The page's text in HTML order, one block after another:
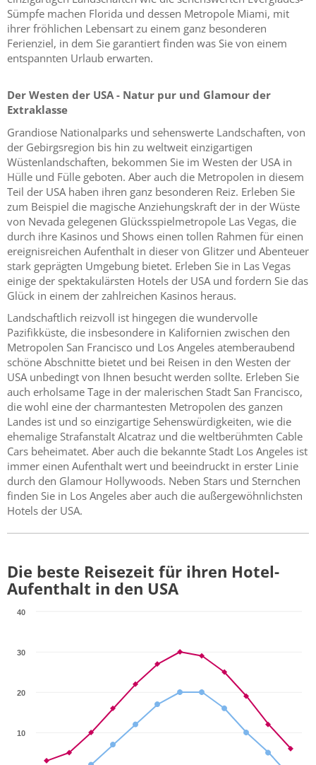
Sümpfe machen Florida und dessen Metropole Miami, mit
ihrer fröhlichen Lebensart zu einem ganz besonderen
Ferienziel, in dem Sie garantiert finden was Sie von einem
entspannten Urlaub erwarten.
Der Westen der USA - Natur pur und Glamour der
Extraklasse
Grandiose Nationalparks und sehenswerte Landschaften, von
der Gebirgsregion bis hin zu weltweit einzigartigen
Wüstenlandschaften, bekommen Sie im Westen der USA in
Hülle und Fülle geboten. Aber auch die Metropolen in diesem
Teil der USA haben ihren ganz besonderen Reiz. Erleben Sie
zum Beispiel die magische Anziehungskraft der in der Wüste
von Nevada gelegenen Glücksspielmetropole Las Vegas, die
durch ihre Kasinos und Shows einen tollen Rahmen für einen
ereignisreichen Aufenthalt in dieser von Glitzer und Abenteuer
stark geprägten Umgebung bietet. Erleben Sie in Las Vegas
einige der spektakulärsten Hotels der USA und fordern Sie das
Glück in einem der zahlreichen Kasinos heraus.
Landschaftlich reizvoll ist hingegen die wundervolle
Pazifikküste, die insbesondere in Kalifornien zwischen den
Metropolen San Francisco und Los Angeles atemberaubend
schöne Abschnitte bietet und bei Reisen in den Westen der
USA unbedingt von Ihnen besucht werden sollte. Erleben Sie
auch erholsame Tage in der malerischen Stadt San Francisco,
die wohl eine der charmantesten Metropolen des ganzen
Landes ist und so einzigartige Sehenswürdigkeiten, wie die
ehemalige Strafanstalt Alcatraz und die weltberühmten Cable
Cars beheimatet. Aber auch die bekannte Stadt Los Angeles ist
immer einen Aufenthalt wert und beeindruckt in erster Linie
durch den Glamour Hollywoods. Neben Stars und Sternchen
finden Sie in Los Angeles aber auch die außergewöhnlichsten
Hotels der USA.
Die beste Reisezeit für ihren Hotel-
Aufenthalt in den USA
10
20
30
40